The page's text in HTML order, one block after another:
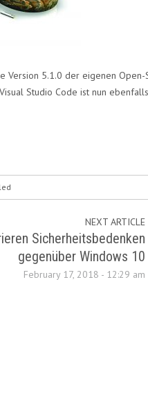
Version 5.1.0 der eigenen
Studio Code ist nun
NEXT ARTICLE
Sicherheitsbedenken
gegenüber Windows 10
February 17, 2018 - 12:29 am